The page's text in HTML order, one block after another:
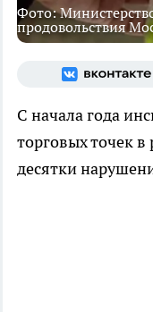
Фото:
продовольствия
С начала года
торговых точек
десятки